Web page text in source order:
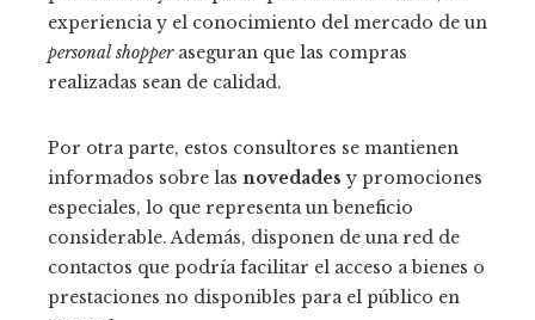
experiencia y el conocimiento del mercado de un
personal shopperaseguran que las compras
realizadas sean de calidad.
Por otra parte, estos consultores se mantienen
informados sobre las novedades y promociones
especiales, lo que representa un beneficio
considerable. Además, disponen de una red de
contactos que podría facilitar el acceso a bienes o
prestaciones no disponibles para el público en